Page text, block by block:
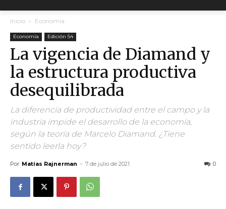
Inicio Economía
Economía Edición 54
La vigencia de Diamand y
la estructura productiva
desequilibrada
La diferencia de productividad entre el campo y la
industria impide el desarrollo de la economía,
según la teoría de Marcelo Diamand. ¿Tiene
sentido leerla hoy?
Por Matías Rajnerman - 7 de julio de 2021 0